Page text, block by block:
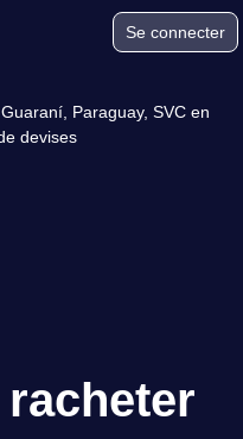
Se connecter
Paraguay, SVC en
devises